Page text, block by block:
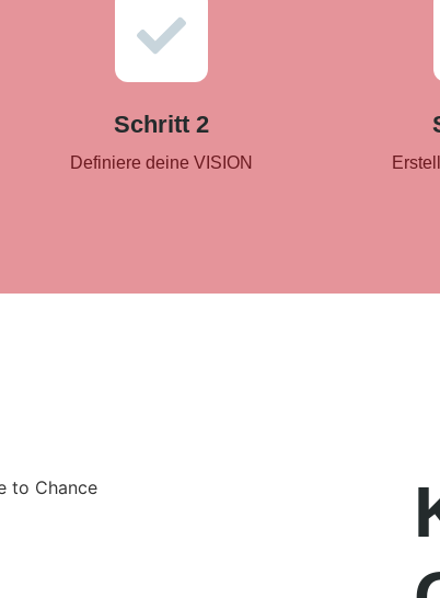
Schritt 2
Definiere deine VISION